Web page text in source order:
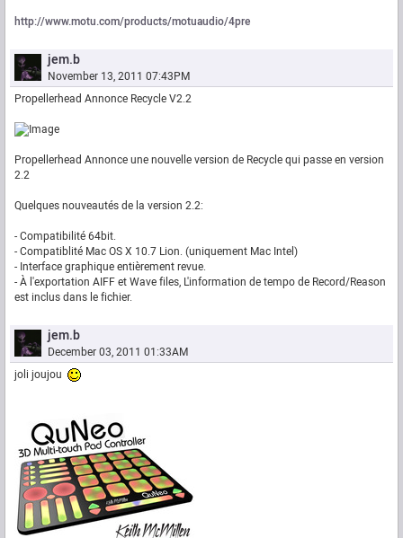
http://www.motu.com/products/motuaudio/4pre
jem.b
November 13, 2011 07:43PM
Propellerhead Annonce Recycle V2.2
Propellerhead Annonce une nouvelle version de Recycle qui passe en version
2.2
Quelques nouveautés de la version 2.2:
- Compatibilité 64bit.
- Compatiblité Mac OS X 10.7 Lion. (uniquement Mac Intel)
- Interface graphique entièrement revue.
- À l'exportation AIFF et Wave files, L'information de tempo de Record/Reason
est inclus dans le fichier.
jem.b
December 03, 2011 01:33AM
joli joujou